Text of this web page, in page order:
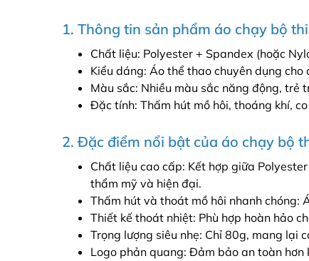
1. Thông tin sản phẩm áo chạy bộ
Chất liệu: Polyester + Spandex (hoặc
Kiểu dáng: Áo thể thao chuyên dụng cho
Màu sắc: Nhiều màu sắc năng động, trẻ
Đặc tính: Thấm hút mồ hôi, thoáng khí,
2. Đặc điểm nổi bật của áo chạy bộ
Chất liệu cao cấp: Kết hợp giữa
thẩm mỹ và hiện đại.
Thấm hút và thoát mồ hôi nhanh chóng:
Thiết kế thoát nhiệt: Phù hợp hoàn hảo
Trọng lượng siêu nhẹ: Chỉ 80g, mang lại
Logo phản quang: Đảm bảo an toàn